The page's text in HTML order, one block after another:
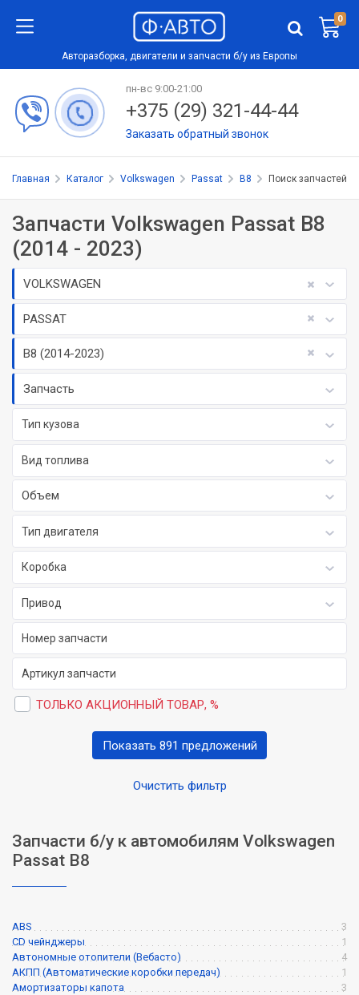
0
Авторазборка, двигатели и запчасти б/у из Европы
пн-вс 9:00-21:00
+375 (29) 321-44-44
Заказать обратный звонок
Главная Каталог Volkswagen Passat B8 Поиск запчастей
Запчасти Volkswagen Passat B8
(2014 - 2023)
VOLKSWAGEN
PASSAT
B8 (2014-2023)
Запчасть
Тип кузова
Вид топлива
Объем
Тип двигателя
Коробка
Привод
ТОЛЬКО АКЦИОННЫЙ ТОВАР, %
Очистить фильтр
Показать 891 предложений
Запчасти б/у к автомобилям Volkswagen
Passat B8
ABS
3
CD чейнджеры
1
Автономные отопители (Вебасто)
4
АКПП (Автоматические коробки передач)
1
Амортизаторы капота
3